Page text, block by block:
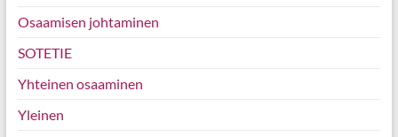
Osaamisen johtaminen
SOTETIE
Yhteinen osaaminen
Yleinen